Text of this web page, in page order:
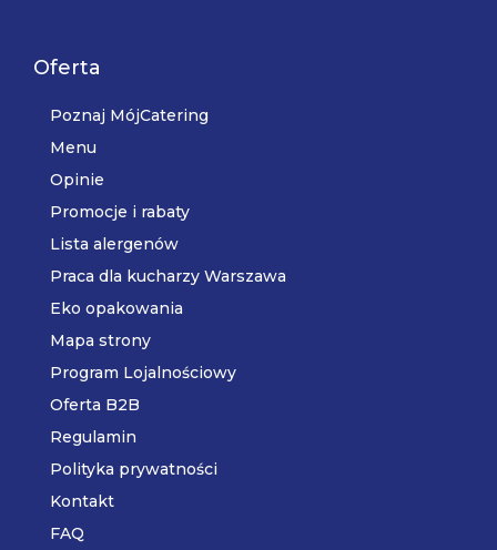
Oferta
Poznaj MójCatering
Menu
Opinie
Promocje i rabaty
Lista alergenów
Praca dla kucharzy Warszawa
Eko opakowania
Mapa strony
Program Lojalnościowy
Oferta B2B
Regulamin
Polityka prywatności
Kontakt
FAQ